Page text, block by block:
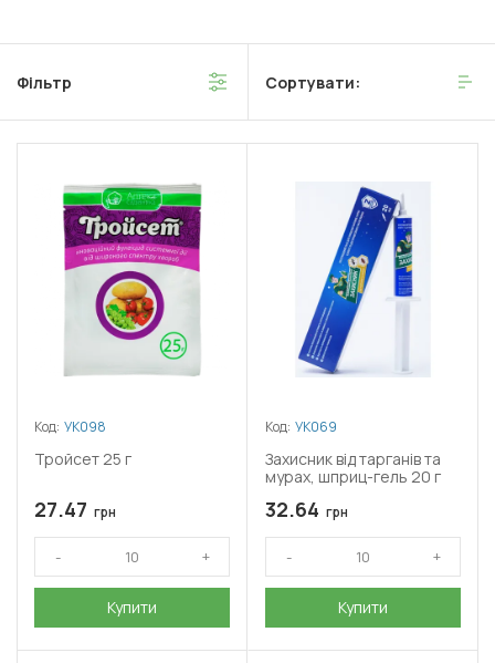
Фільтр Сортувати:
Код: УК098
Тройсет 25 г
27.47 грн
Купити
Код: УК069
Захисник від тарганів та
мурах, шприц-гель 20 г
32.64 грн
Купити